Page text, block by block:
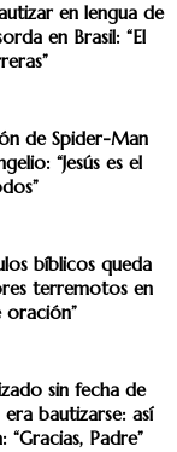
en lengua de
en Brasil: “El
de Spider-Man
“Jesús es el
bíblicos queda
terremotos en
oración”
sin fecha de
bautizarse: así
Padre”